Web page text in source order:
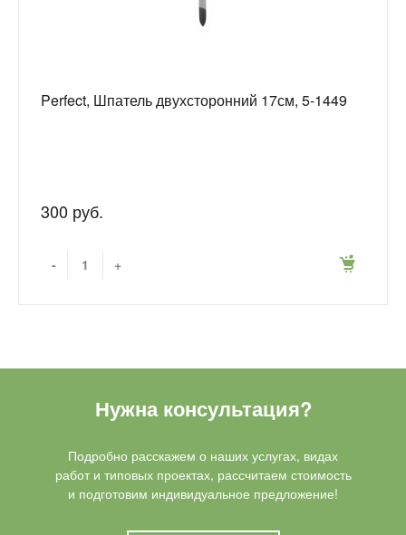
Perfect, Шпатель двухсторонний 17см, 5-1449
300 руб.
- +
Нужна консультация?
Подробно расскажем о наших услугах, видах
работ и типовых проектах, рассчитаем стоимость
и подготовим индивидуальное предложение!